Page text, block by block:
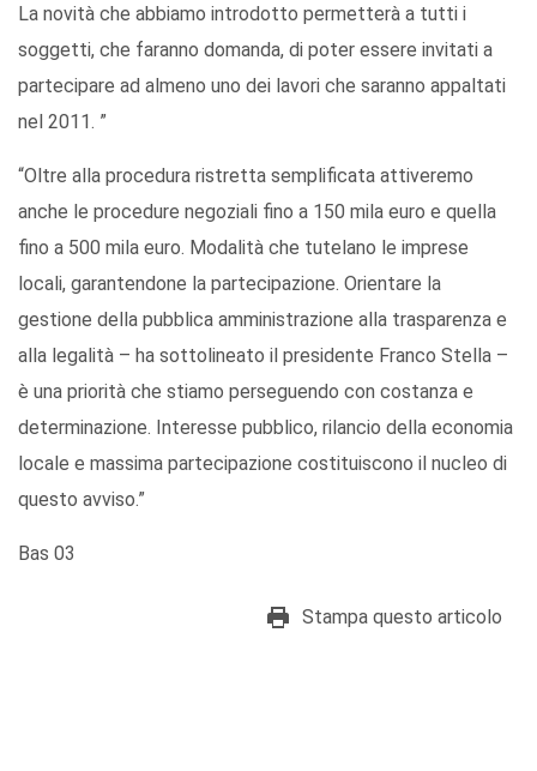
La novità che abbiamo introdotto permetterà a tutti i
soggetti, che faranno domanda, di poter essere invitati a
partecipare ad almeno uno dei lavori che saranno appaltati
nel 2011. ”
“Oltre alla procedura ristretta semplificata attiveremo
anche le procedure negoziali fino a 150 mila euro e quella
fino a 500 mila euro. Modalità che tutelano le imprese
locali, garantendone la partecipazione. Orientare la
gestione della pubblica amministrazione alla trasparenza e
alla legalità – ha sottolineato il presidente Franco Stella –
è una priorità che stiamo perseguendo con costanza e
determinazione. Interesse pubblico, rilancio della economia
locale e massima partecipazione costituiscono il nucleo di
questo avviso.”
Bas 03
Stampa questo articolo